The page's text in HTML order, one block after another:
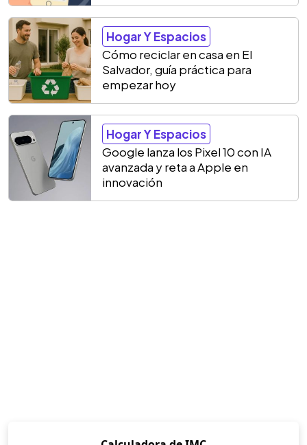
Hogar Y Espacios
Cómo reciclar en casa en El
Salvador, guía práctica para
empezar hoy
Hogar Y Espacios
Google lanza los Pixel 10 con IA
avanzada y reta a Apple en
innovación